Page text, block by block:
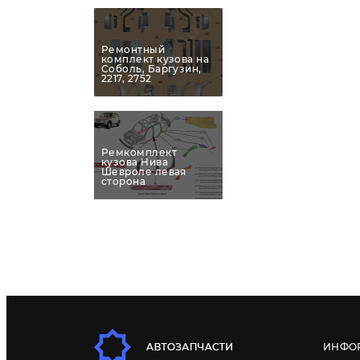
Ремонтный
комплект кузова на
Соболь, Баргузин,
2217, 2752
Ремкомплект
кузова Нива
Шевроле левая
сторона